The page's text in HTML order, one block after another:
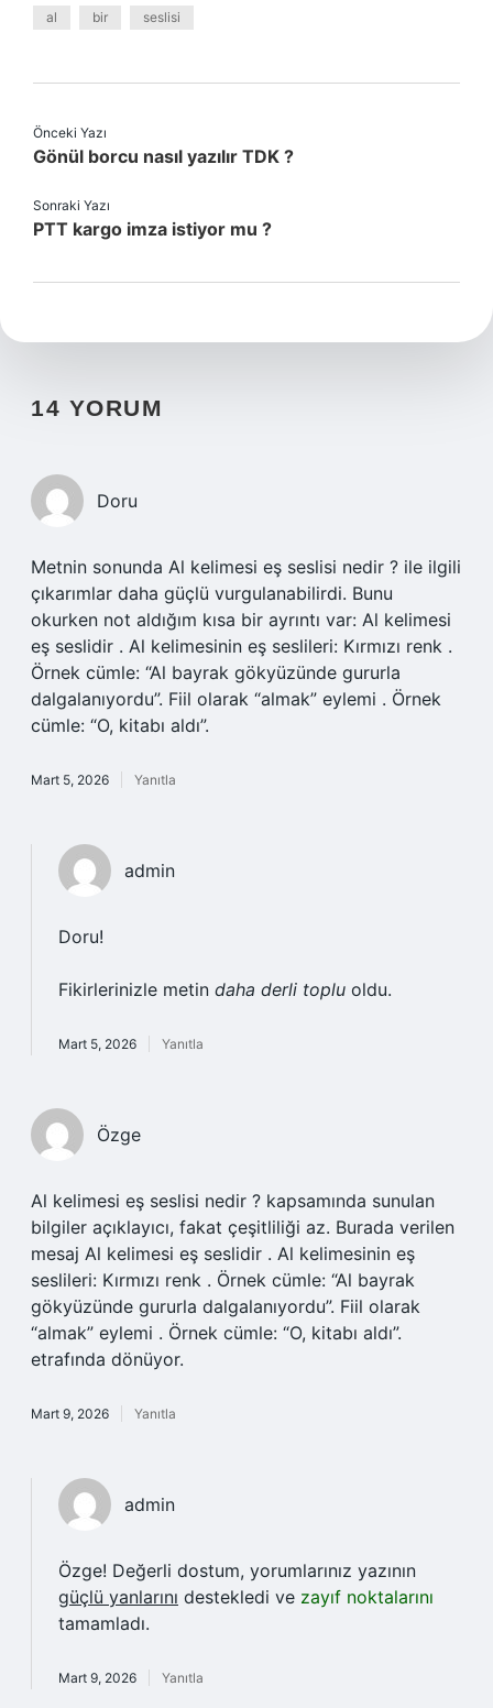
al bir seslisi
Önceki Yazı
Gönül borcu nasıl yazılır TDK ?
Sonraki Yazı
PTT kargo imza istiyor mu ?
14 YORUM
Doru
Metnin sonunda Al kelimesi eş seslisi nedir ? ile ilgili
çıkarımlar daha güçlü vurgulanabilirdi. Bunu
okurken not aldığım kısa bir ayrıntı var: Al kelimesi
eş seslidir . Al kelimesinin eş seslileri: Kırmızı renk .
Örnek cümle: “Al bayrak gökyüzünde gururla
dalgalanıyordu”. Fiil olarak “almak” eylemi . Örnek
cümle: “O, kitabı aldı”.
Mart 5, 2026 Yanıtla
admin
Doru!
Fikirlerinizle metin daha derli toplu oldu.
Mart 5, 2026 Yanıtla
Özge
Al kelimesi eş seslisi nedir ? kapsamında sunulan
bilgiler açıklayıcı, fakat çeşitliliği az. Burada verilen
mesaj Al kelimesi eş seslidir . Al kelimesinin eş
seslileri: Kırmızı renk . Örnek cümle: “Al bayrak
gökyüzünde gururla dalgalanıyordu”. Fiil olarak
“almak” eylemi . Örnek cümle: “O, kitabı aldı”.
etrafında dönüyor.
Mart 9, 2026 Yanıtla
admin
Özge! Değerli dostum, yorumlarınız yazının
güçlü yanlarını destekledi ve zayıf noktalarını
tamamladı.
Mart 9, 2026 Yanıtla